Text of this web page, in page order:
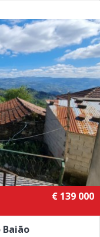
€ 139 000
Baião